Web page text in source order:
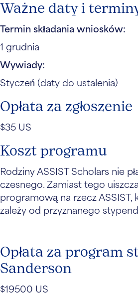
Ważne daty i
Termin składania wniosków:
1 grudnia
Wywiady:
Styczeń (daty do ustalenia)
Opłata za zgłoszenie
$35 US
Koszt programu
Rodziny ASSIST Scholars nie
czesnego. Zamiast tego
programową na rzecz ASSIST,
zależy od przyznanego
Opłata za program
Sanderson
$19500 US